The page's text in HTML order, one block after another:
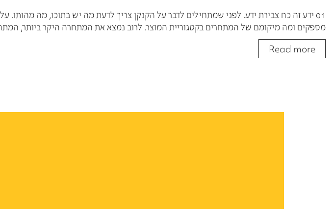
01 ידע זה כח צבירת ידע. לפני שמתחילים לדבר על הקנקן צריך לדעת מה יש בתוכו, מה
מספקים ומה מיקומם של המתחרים בקטגוריית המוצר. לרוב נמצא את המתחרה היקר ביותר,
Read more